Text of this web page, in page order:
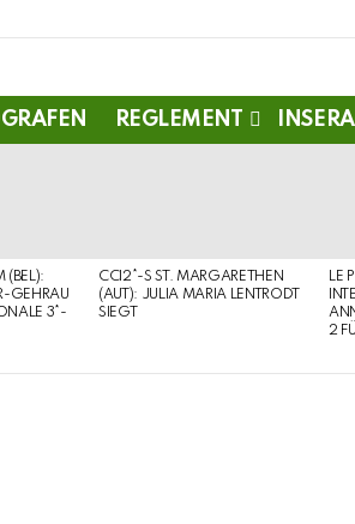
REGLEMENT
(BEL):
GEHRAU
3*-
CCI2*-S ST. MARGARETHEN
(AUT): JULIA MARIA LENTRODT
SIEGT
LE
2